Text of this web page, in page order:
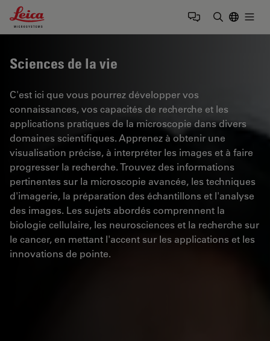
Leica Microsystems Logo
Sciences de la vie
C'est ici que vous pourrez développer vos
connaissances, vos capacités de recherche et les
applications pratiques de la microscopie dans divers
domaines scientifiques. Apprenez à obtenir une
visualisation précise, à interpréter les images et à faire
progresser la recherche. Trouvez des informations
pertinentes sur la microscopie avancée, les techniques
d'imagerie, la préparation des échantillons et l'analyse
des images. Les sujets abordés comprennent la
biologie cellulaire, les neurosciences et la recherche sur
le cancer, en mettant l'accent sur les applications et les
innovations de pointe.